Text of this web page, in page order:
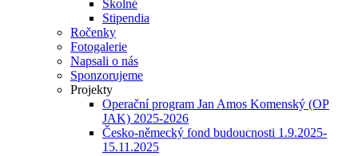
Školné
Stipendia
Ročenky
Fotogalerie
Napsali o nás
Sponzorujeme
Projekty
Operační program Jan Amos Komenský (OP
JAK) 2025-2026
Česko-německý fond budoucnosti 1.9.2025-
15.11.2025